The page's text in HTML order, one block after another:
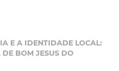
E A IDENTIDADE LOCAL:
BOM JESUS DO